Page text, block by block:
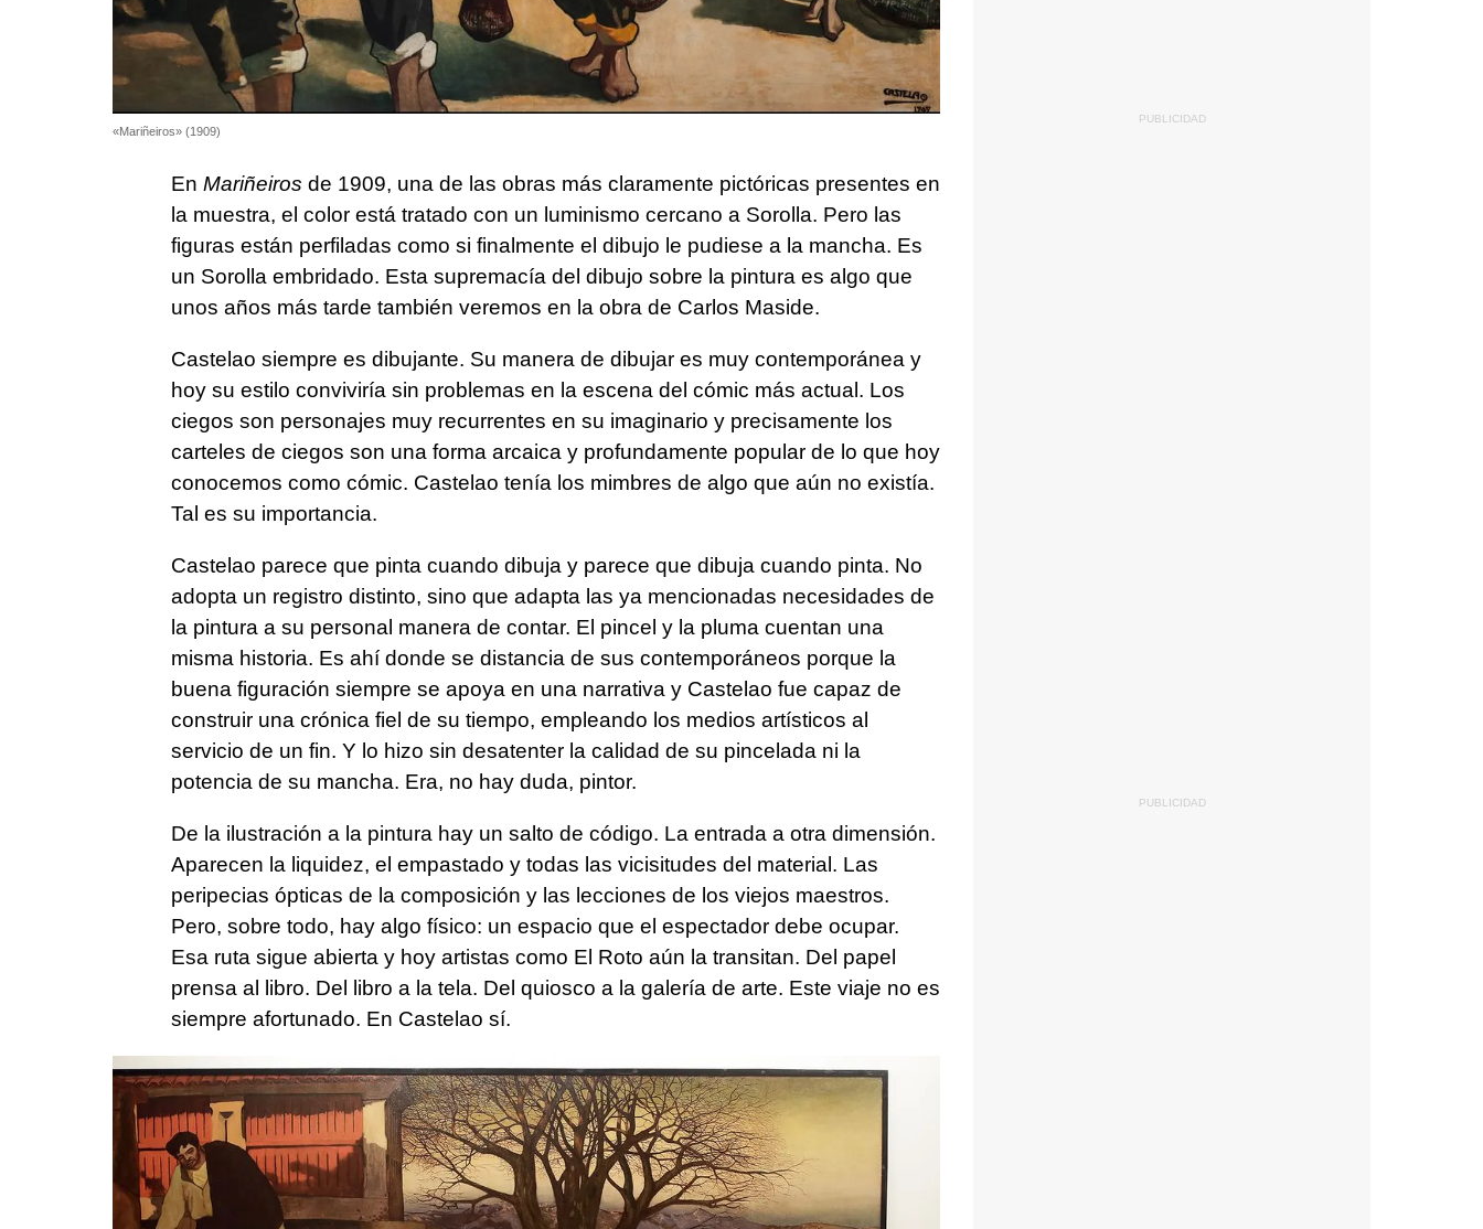
«Mariñeiros» (1909)
En Mariñeiros de 1909, una de las obras más claramente pictóricas presentes en
la muestra, el color está tratado con un luminismo cercano a Sorolla. Pero las
figuras están perfiladas como si finalmente el dibujo le pudiese a la mancha. Es
un Sorolla embridado. Esta supremacía del dibujo sobre la pintura es algo que
unos años más tarde también veremos en la obra de Carlos Maside.
Castelao siempre es dibujante. Su manera de dibujar es muy contemporánea y
hoy su estilo conviviría sin problemas en la escena del cómic más actual. Los
ciegos son personajes muy recurrentes en su imaginario y precisamente los
carteles de ciegos son una forma arcaica y profundamente popular de lo que hoy
conocemos como cómic. Castelao tenía los mimbres de algo que aún no existía.
Tal es su importancia.
Castelao parece que pinta cuando dibuja y parece que dibuja cuando pinta. No
adopta un registro distinto, sino que adapta las ya mencionadas necesidades de
la pintura a su personal manera de contar. El pincel y la pluma cuentan una
misma historia. Es ahí donde se distancia de sus contemporáneos porque la
buena figuración siempre se apoya en una narrativa y Castelao fue capaz de
construir una crónica fiel de su tiempo, empleando los medios artísticos al
servicio de un fin. Y lo hizo sin desatenter la calidad de su pincelada ni la
potencia de su mancha. Era, no hay duda, pintor.
De la ilustración a la pintura hay un salto de código. La entrada a otra dimensión.
Aparecen la liquidez, el empastado y todas las vicisitudes del material. Las
peripecias ópticas de la composición y las lecciones de los viejos maestros.
Pero, sobre todo, hay algo físico: un espacio que el espectador debe ocupar.
Esa ruta sigue abierta y hoy artistas como El Roto aún la transitan. Del papel
prensa al libro. Del libro a la tela. Del quiosco a la galería de arte. Este viaje no es
siempre afortunado. En Castelao sí.